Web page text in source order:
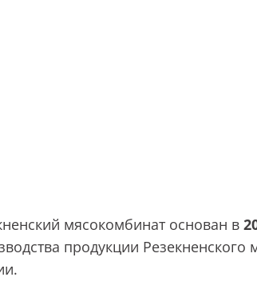
мясокомбинат основан в
продукции